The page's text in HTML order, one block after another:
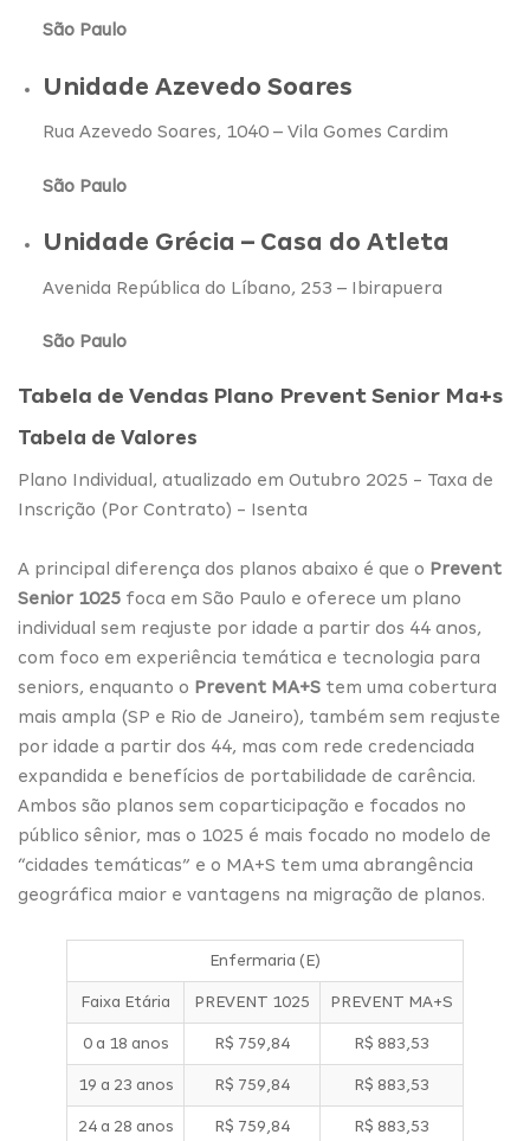
São Paulo
Unidade Azevedo Soares
Rua Azevedo Soares, 1040 – Vila Gomes Cardim
São Paulo
Unidade Grécia – Casa do Atleta
Avenida República do Líbano, 253 – Ibirapuera
São Paulo
Tabela de Vendas Plano Prevent Senior Ma+s
Tabela de Valores
Plano Individual, atualizado em Outubro 2025 - Taxa de
Inscrição (Por Contrato) - Isenta
A principal diferença dos planos abaixo é que o Prevent
Senior 1025 foca em São Paulo e oferece um plano
individual sem reajuste por idade a partir dos 44 anos,
com foco em experiência temática e tecnologia para
seniors, enquanto o Prevent MA+S tem uma cobertura
mais ampla (SP e Rio de Janeiro), também sem reajuste
por idade a partir dos 44, mas com rede credenciada
expandida e benefícios de portabilidade de carência.
Ambos são planos sem coparticipação e focados no
público sênior, mas o 1025 é mais focado no modelo de
“cidades temáticas” e o MA+S tem uma abrangência
geográfica maior e vantagens na migração de planos.
Enfermaria (E)
Faixa Etária PREVENT 1025 PREVENT MA+S
0 a 18 anos R$ 759,84 R$ 883,53
19 a 23 anos R$ 759,84 R$ 883,53
24 a 28 anos R$ 759,84 R$ 883,53